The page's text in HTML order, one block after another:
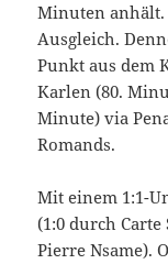
Minuten anhält.
Ausgleich.
Punkt aus dem
Karlen (80.
Minute) via
Romands.
Mit einem 1:1-
(1:0 durch Carte
Pierre Nsame).